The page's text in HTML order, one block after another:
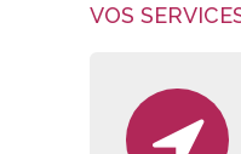
VOS